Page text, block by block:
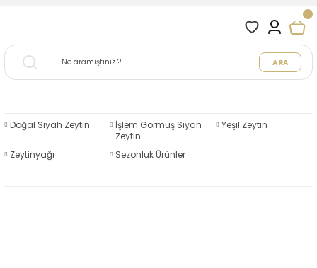
ARA
Doğal Siyah Zeytin
İşlem Görmüş Siyah
Zeytin
Yeşil Zeytin
Zeytinyağı Sezonluk Ürünler